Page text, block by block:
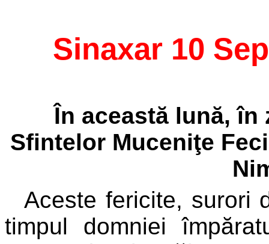
Sinaxar 10
În această lună, în
Sfintelor Muceniţe
Aceste fericite, surori
timpul domniei